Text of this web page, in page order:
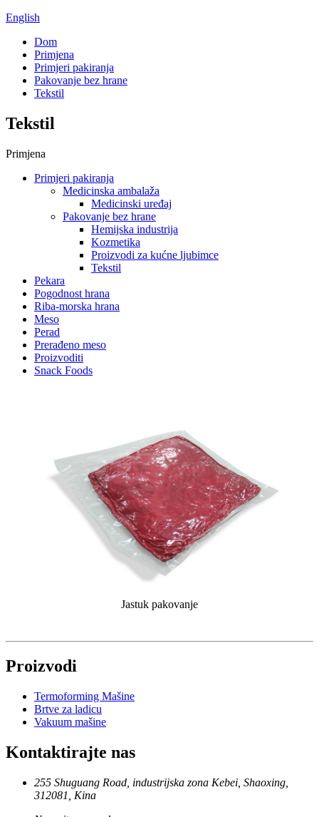
English
Dom
Primjena
Primjeri pakiranja
Pakovanje bez hrane
Tekstil
Tekstil
Primjena
Primjeri pakiranja
Medicinska ambalaža
Medicinski uređaj
Pakovanje bez hrane
Hemijska industrija
Kozmetika
Proizvodi za kućne ljubimce
Tekstil
Pekara
Pogodnost hrana
Riba-morska hrana
Meso
Perad
Prerađeno meso
Proizvoditi
Snack Foods
Jastuk pakovanje
Proizvodi
Termoforming Mašine
Brtve za ladicu
Vakuum mašine
Kontaktirajte nas
255 Shuguang Road, industrijska zona Kebei, Shaoxing,
312081, Kina